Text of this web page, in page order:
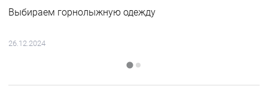
Выбираем горнолыжную одежду
26.12.2024